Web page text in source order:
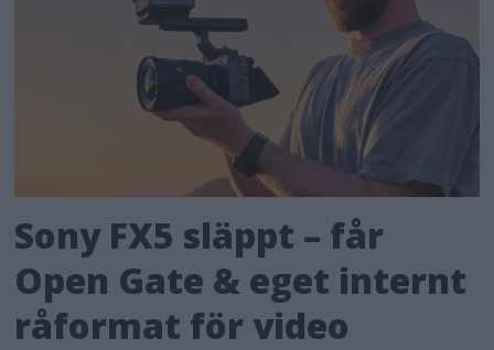
Sony FX5 släppt – får
Open Gate & eget internt
råformat för video